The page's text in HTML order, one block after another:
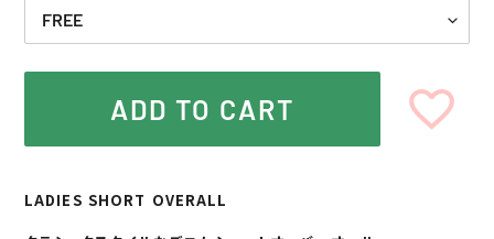
ADD TO CART
LADIES SHORT OVERALL